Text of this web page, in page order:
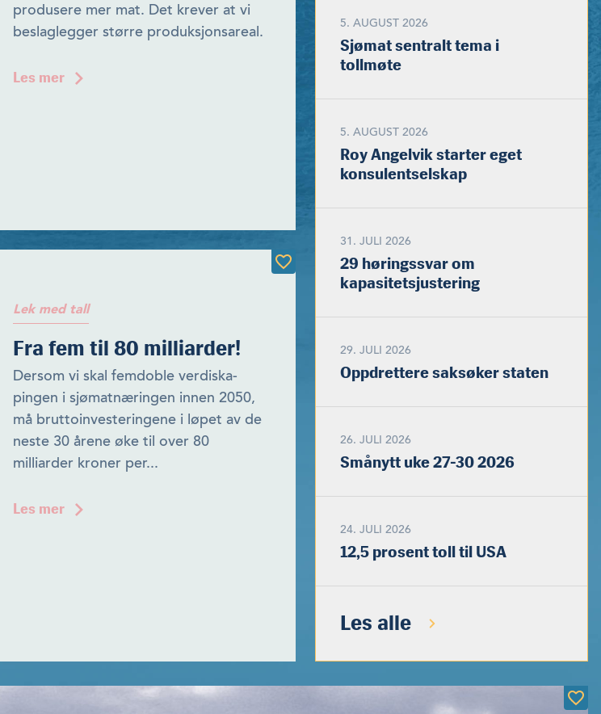
produsere mer mat. Det krever at vi
beslaglegger større produksjonsareal.
Les mer
Lek med tall
Fra fem til 80 milliarder!
Dersom vi skal femdoble verdiska­
pingen i sjømatnæringen innen 2050,
må bruttoinvesteringene i løpet av de
neste 30 årene øke til over 80
milliarder kroner per...
Les mer
5. AUGUST 2026
Sjømat sentralt tema i
tollmøte
5. AUGUST 2026
Roy Angelvik starter eget
konsulentselskap
31. JULI 2026
29 høringssvar om
kapasitetsjustering
29. JULI 2026
Oppdrettere saksøker staten
26. JULI 2026
Smånytt uke 27-30 2026
24. JULI 2026
12,5 prosent toll til USA
Les alle